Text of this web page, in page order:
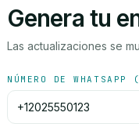
Genera tu
Las actualizaciones se
NÚMERO DE